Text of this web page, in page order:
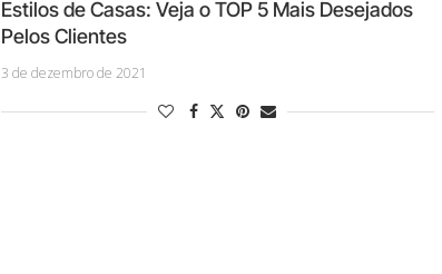
Estilos de Casas: Veja o TOP 5 Mais Desejados
Pelos Clientes
3 de dezembro de 2021